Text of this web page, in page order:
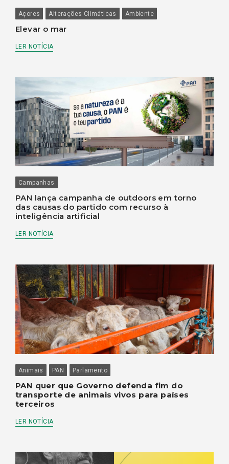
Açores Alterações Climáticas Ambiente
Elevar o mar
LER NOTÍCIA
Campanhas
PAN lança campanha de outdoors em torno
das causas do partido com recurso à
inteligência artificial
LER NOTÍCIA
Animais PAN Parlamento
PAN quer que Governo defenda fim do
transporte de animais vivos para países
terceiros
LER NOTÍCIA